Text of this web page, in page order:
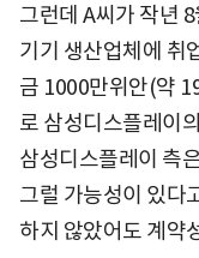
그런데 A씨가 작년
기기 생산업체에 취
금 1000만위안(약
로 삼성디스플레이
삼성디스플레이 측
그럴 가능성이 있다
하지 않았어도 계약